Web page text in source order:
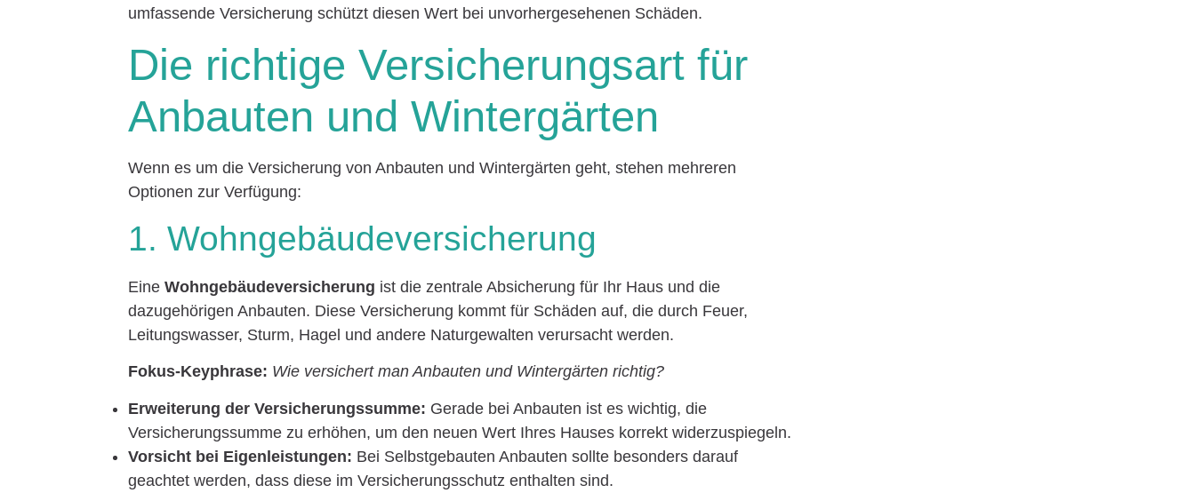
umfassende Versicherung schützt diesen Wert bei unvorhergesehenen Schäden.
Die richtige Versicherungsart für
Anbauten und Wintergärten
Wenn es um die Versicherung von Anbauten und Wintergärten geht, stehen mehreren
Optionen zur Verfügung:
1. Wohngebäudeversicherung
EineWohngebäudeversicherung ist die zentrale Absicherung für Ihr Haus und die
dazugehörigen Anbauten. Diese Versicherung kommt für Schäden auf, die durch Feuer,
Leitungswasser, Sturm, Hagel und andere Naturgewalten verursacht werden.
Fokus-Keyphrase: Wie versichert man Anbauten und Wintergärten richtig?
Erweiterung der Versicherungssumme: Gerade bei Anbauten ist es wichtig, die
Versicherungssumme zu erhöhen, um den neuen Wert Ihres Hauses korrekt widerzuspiegeln.
Vorsicht bei Eigenleistungen: Bei Selbstgebauten Anbauten sollte besonders darauf
geachtet werden, dass diese im Versicherungsschutz enthalten sind.